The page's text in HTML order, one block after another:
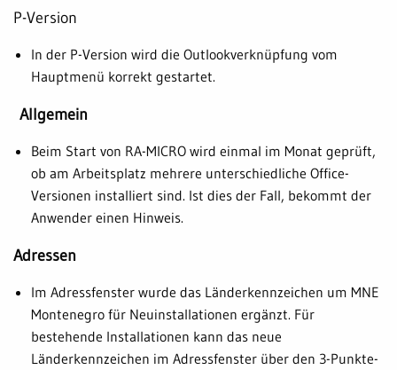
P-Version
In der P-Version wird die Outlookverknüpfung vom
Hauptmenü korrekt gestartet.
Allgemein
Beim Start von RA-MICRO wird einmal im Monat geprüft,
ob am Arbeitsplatz mehrere unterschiedliche Office-
Versionen installiert sind. Ist dies der Fall, bekommt der
Anwender einen Hinweis.
Adressen
Im Adressfenster wurde das Länderkennzeichen um MNE
Montenegro für Neuinstallationen ergänzt. Für
bestehende Installationen kann das neue
Länderkennzeichen im Adressfenster über den 3-Punkte-